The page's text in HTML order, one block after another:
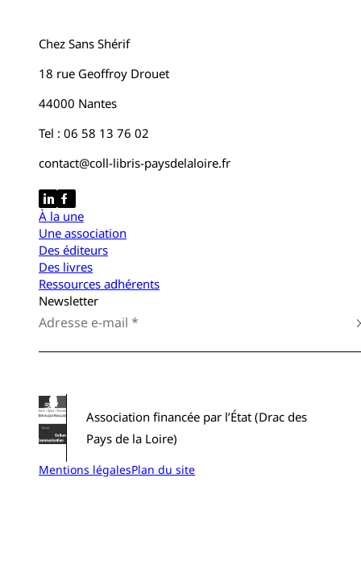
Chez Sans Shérif
18 rue Geoffroy Drouet
44000 Nantes
Tel : 06 58 13 76 02
contact@coll-libris-paysdelaloire.fr
À la une
Une association
Des éditeurs
Des livres
Ressources adhérents
Newsletter
Association financée par l’État (Drac des
Pays de la Loire)
Mentions légalesPlan du site